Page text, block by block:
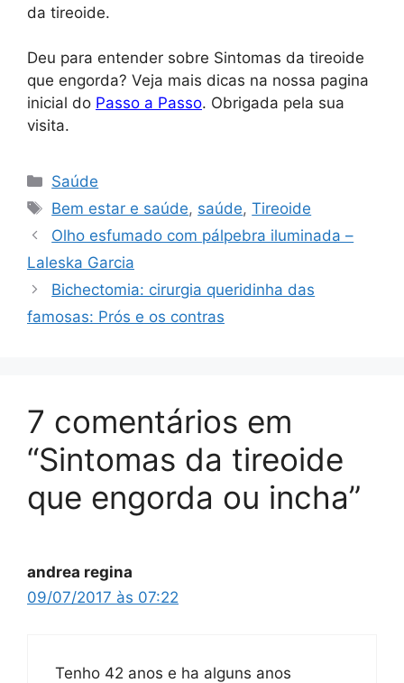
da tireoide.
Deu para entender sobre Sintomas da tireoide
que engorda? Veja mais dicas na nossa pagina
inicial do Passo a Passo. Obrigada pela sua
visita.
Categorias
Saúde
Tags
Bem estar e saúde, saúde,Tireoide
Olho esfumado com pálpebra iluminada –
Laleska Garcia
Bichectomia: cirurgia queridinha das
famosas: Prós e os contras
7 comentários em
“Sintomas da tireoide
que engorda ou incha”
andrea regina
09/07/2017 às 07:22
Tenho 42 anos e ha alguns anos